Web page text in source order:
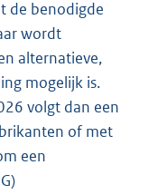
de benodigde
wordt
alternatieve,
mogelijk is.
volgt dan een
of met
een